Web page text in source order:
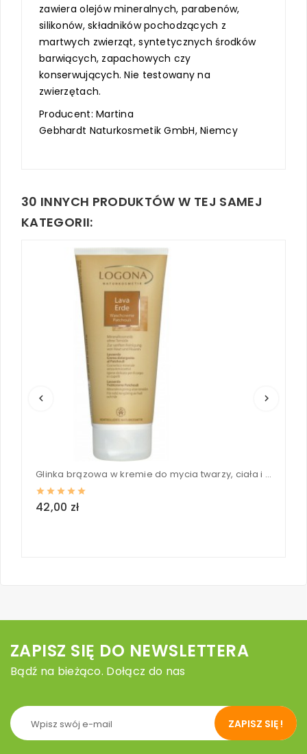
zawiera olejów mineralnych, parabenów,
silikonów, składników pochodzących z
martwych zwierząt, syntetycznych środków
barwiących, zapachowych czy
konserwujących. Nie testowany na
zwierzętach.
Producent: Martina
Gebhardt Naturkosmetik GmbH, Niemcy
30 INNYCH PRODUKTÓW W TEJ SAMEJ
KATEGORII:
keyboard_arrow_left keyboard_arrow_right
Glinka brązowa w kremie do mycia twarzy, ciała i włosów z Paczuli - Logona 200 ml
42,00 zł
ZAPISZ SIĘ DO NEWSLETTERA
Bądź na bieżąco. Dołącz do nas
ZAPISZ SIĘ !